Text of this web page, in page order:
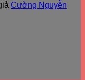
Cường Nguyễn